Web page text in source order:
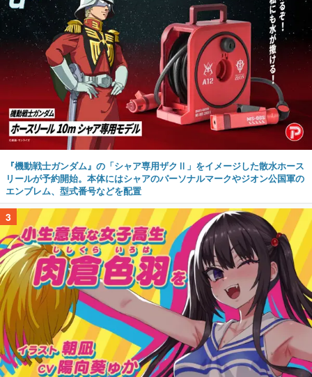
『機動戦士ガンダム』の「シャア専用ザクⅡ」をイメージした散水ホース
リールが予約開始。本体にはシャアのパーソナルマークやジオン公国軍の
エンブレム、型式番号などを配置
3